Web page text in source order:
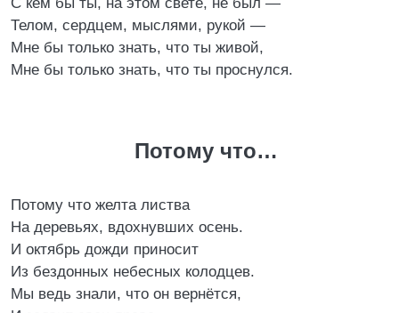
Телом, сердцем, мыслями, рукой —
Мне бы только знать, что ты живой,
Мне бы только знать, что ты проснулся.
Потому что…
Потому что желта листва
На деревьях, вдохнувших осень.
И октябрь дожди приносит
Из бездонных небесных колодцев.
Мы ведь знали, что он вернётся,